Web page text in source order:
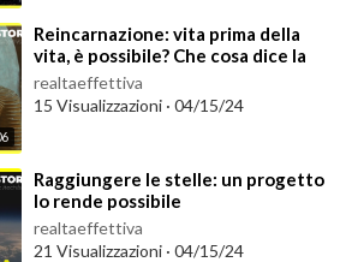
⁣Reincarnazione: vita prima della
vita, è possibile? Che cosa dice la
scienza?
realtaeffettiva
15 Visualizzazioni · 04/15/24
⁣Raggiungere le stelle: un progetto
lo rende possibile
realtaeffettiva
21 Visualizzazioni · 04/15/24